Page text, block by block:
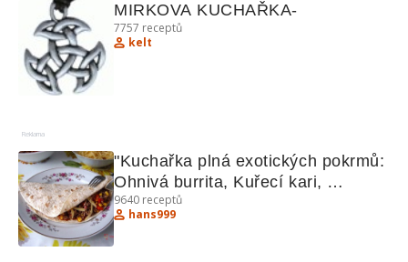
MIRKOVA KUCHAŘKA-
7757 receptů
kelt
Reklama
"Kuchařka plná exotických pokrmů:
Ohnivá burrita, Kuřecí kari,
Hradečtí votroci"
9640 receptů
hans999